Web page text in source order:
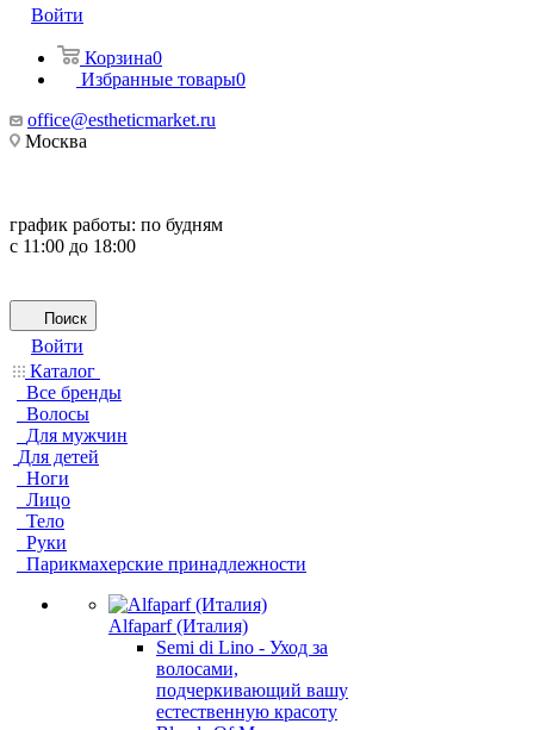
Войти
Корзина0
Избранные товары0
office@estheticmarket.ru
Москва
график работы: по будням
с 11:00 до 18:00
Поиск
Войти
Каталог
Все бренды
Волосы
Для мужчин
Для детей
Ноги
Лицо
Тело
Руки
Парикмахерские принадлежности
Alfaparf (Италия)
Semi di Lino - Уход за
волосами,
подчеркивающий вашу
естественную красоту